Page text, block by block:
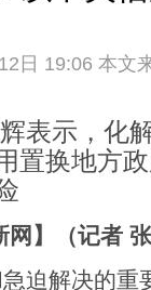
日 19:06 本文
示，化解
置换地方
网】（记者
迫解决的重